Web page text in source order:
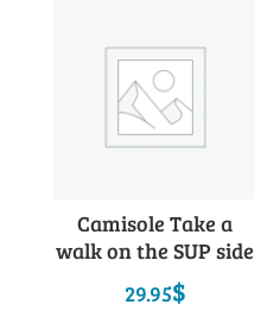
Camisole Take a
walk on the SUP side
29.95$